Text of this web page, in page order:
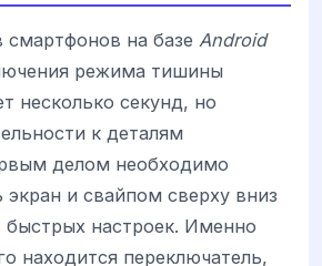
смартфонов на базе Android
режима тишины
несколько секунд, но
к деталям
делом необходимо
экран и свайпом сверху вниз
быстрых настроек. Именно
находится переключатель,